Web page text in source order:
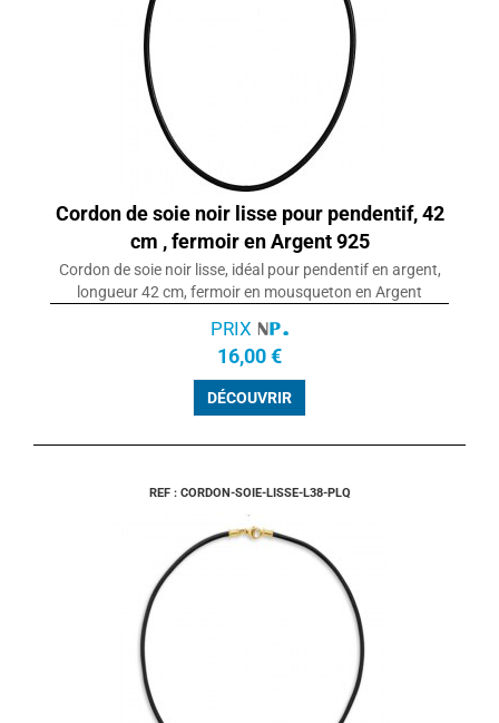
Cordon de soie noir lisse pour pendentif, 42
cm , fermoir en Argent 925
Cordon de soie noir lisse, idéal pour pendentif en argent,
longueur 42 cm, fermoir en mousqueton en Argent
PRIX
16,00 €
DÉCOUVRIR
REF : CORDON-SOIE-LISSE-L38-PLQ